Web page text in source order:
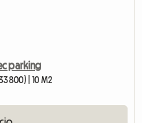
parking
| 10 M2